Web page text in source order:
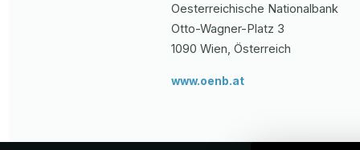
Oesterreichische Nationalbank
Otto-Wagner-Platz 3
1090 Wien , Österreich
www.oenb.at